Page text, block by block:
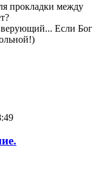
прокладки между
верующий... Если Бог